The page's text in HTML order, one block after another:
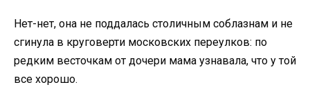
Нет-нет, она не поддалась столичным соблазнам и не
сгинула в круговерти московских переулков: по
редким весточкам от дочери мама узнавала, что у той
все хорошо.